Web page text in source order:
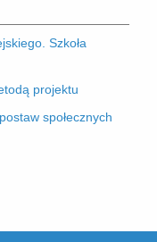
Podstawowa
correctly.
Szkoła
projektu
społecznych